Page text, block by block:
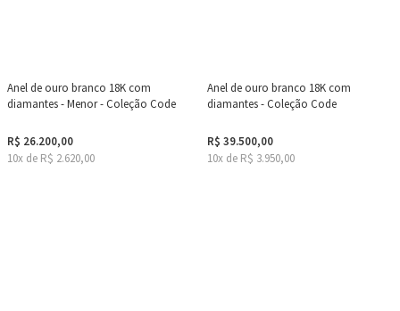
Anel de ouro branco 18K com
diamantes - Menor - Coleção Code
R$ 26.200,00
10x de R$ 2.620,00
Anel de ouro branco 18K com
diamantes - Coleção Code
R$ 39.500,00
10x de R$ 3.950,00